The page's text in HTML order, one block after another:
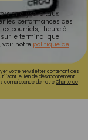
analyse le taux
les performances des
courriels, l'heure à
le terminal que
voir notre politique de
votre newsletter contenant des
le lien de désabonnement
connaissance de notreCharte de